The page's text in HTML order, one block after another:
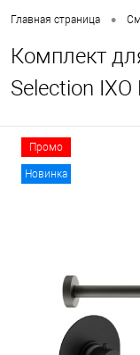
Главная страница •
Комплект
Selection IXO
Промо
Новинка